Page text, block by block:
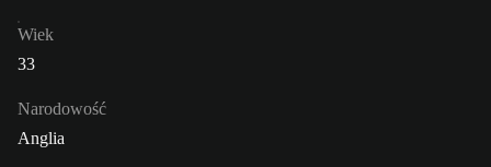
Wiek
33
Narodowość
Anglia